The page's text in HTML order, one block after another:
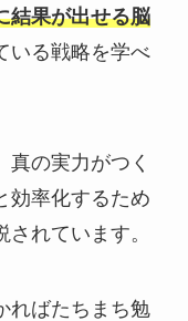
果が出せる脳
いる戦略を学べ
真の実力がつく
効率化するため
れています。
ればたちまち勉